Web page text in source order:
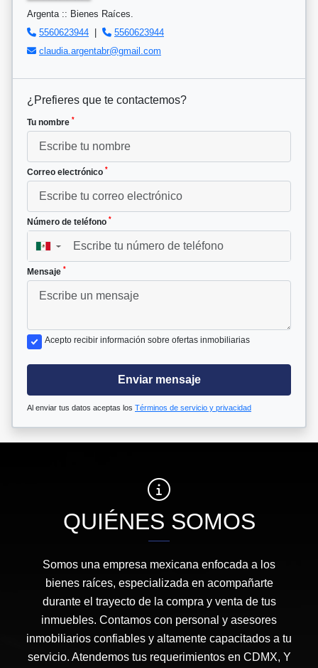
Argenta :: Bienes Raíces.
5560623944 |
5560623944
claudia.argentabr@gmail.com
¿Prefieres que te contactemos?
Tu nombre *
Correo electrónico *
Número de teléfono *
▼
Mensaje *
Acepto recibir información sobre ofertas inmobiliarias
Enviar mensaje
Al enviar tus datos aceptas los Términos de servicio y privacidad
QUIÉNES SOMOS
Somos una empresa mexicana enfocada a los
bienes raíces, especializada en acompañarte
durante el trayecto de la compra y venta de tus
inmuebles. Contamos con personal y asesores
inmobiliarios confiables y altamente capacitados a tu
servicio. Atendemos tus requerimientos en CDMX, Y